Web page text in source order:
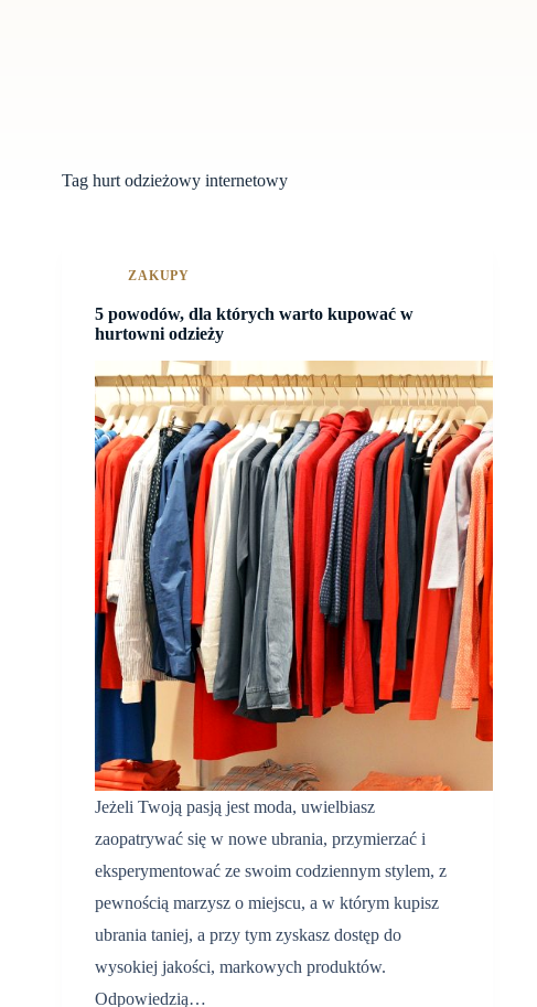
Tag hurt odzieżowy internetowy
ZAKUPY
5 powodów, dla których warto kupować w
hurtowni odzieży
Jeżeli Twoją pasją jest moda, uwielbiasz
zaopatrywać się w nowe ubrania, przymierzać i
eksperymentować ze swoim codziennym stylem, z
pewnością marzysz o miejscu, a w którym kupisz
ubrania taniej, a przy tym zyskasz dostęp do
wysokiej jakości, markowych produktów.
Odpowiedzią…